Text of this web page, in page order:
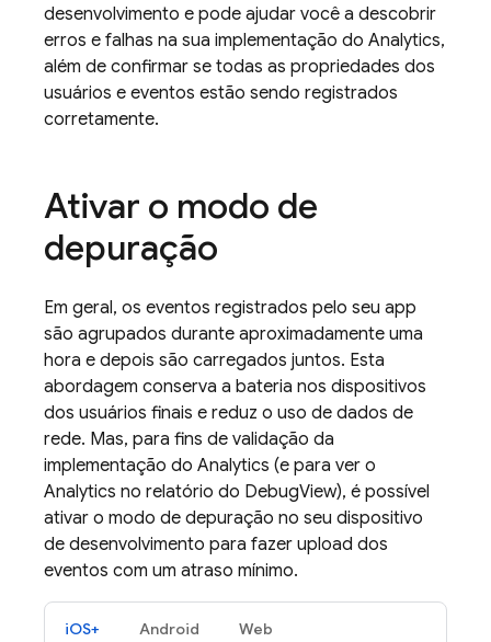
desenvolvimento e pode ajudar você a descobrir
erros e falhas na sua implementação do Analytics,
além de confirmar se todas as propriedades dos
usuários e eventos estão sendo registrados
corretamente.
Ativar o modo de
depuração
Em geral, os eventos registrados pelo seu app
são agrupados durante aproximadamente uma
hora e depois são carregados juntos. Esta
abordagem conserva a bateria nos dispositivos
dos usuários finais e reduz o uso de dados de
rede. Mas, para fins de validação da
implementação do Analytics (e para ver o
Analytics no relatório do DebugView), é possível
ativar o modo de depuração no seu dispositivo
de desenvolvimento para fazer upload dos
eventos com um atraso mínimo.
iOS+ Android Web